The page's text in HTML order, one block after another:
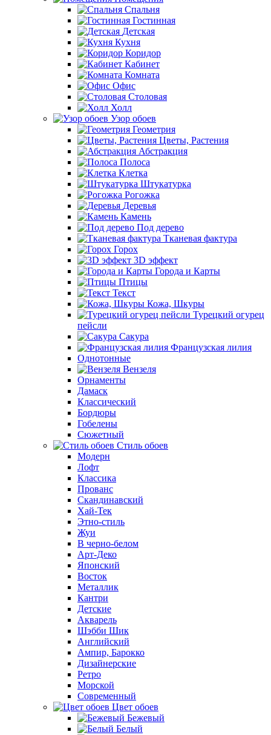
Спальня
Гостинная
Детская
Кухня
Коридор
Кабинет
Комната
Офис
Столовая
Холл
Узор обоев
Геометрия
Цветы, Растения
Абстракция
Полоса
Клетка
Штукатурка
Рогожка
Деревья
Камень
Под дерево
Тканевая фактура
Горох
3D эффект
Города и Карты
Птицы
Текст
Кожа, Шкуры
Турецкий огурец
пейсли
Сакура
Французская лилия
Однотонные
Вензеля
Орнаменты
Дамаск
Классический
Бордюры
Гобелены
Сюжетный
Стиль обоев
Модерн
Лофт
Классика
Прованс
Скандинавский
Хай-Тек
Этно-стиль
Жуи
В черно-белом
Арт-Деко
Японский
Восток
Металлик
Кантри
Детские
Акварель
Шэбби Шик
Английский
Ампир, Барокко
Дизайнерские
Ретро
Морской
Современный
Цвет обоев
Бежевый
Белый